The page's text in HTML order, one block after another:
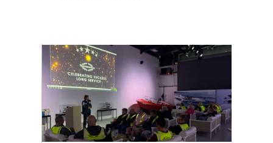
NEUIGKEITEN
HONOURING A
LEGACY: CELEBRATING
DECADES OF
CRAFTSMANSHIP AT